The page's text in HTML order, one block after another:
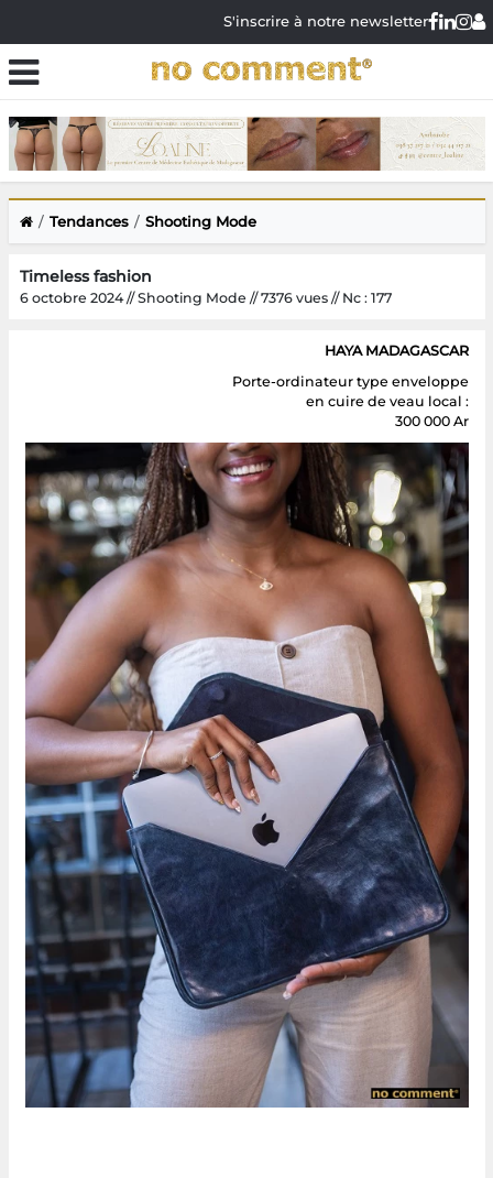
S'inscrire à notre newsletter
Tendances Shooting Mode
Timeless fashion
6 octobre 2024 // Shooting Mode // 7376 vues // Nc : 177
HAYA MADAGASCAR
Porte-ordinateur type enveloppe
en cuire de veau local :
300 000 Ar